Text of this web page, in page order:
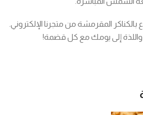
المقرمشة من متجرنا الإلكتروني.
إلى يومك مع كل قضمة!